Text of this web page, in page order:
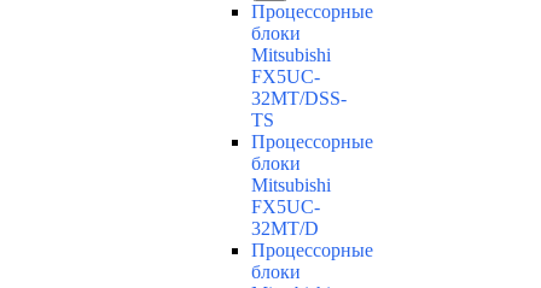
Процессорные
блоки
Mitsubishi
FX5UC-
32MT/DSS-
TS
Процессорные
блоки
Mitsubishi
FX5UC-
32MT/D
Процессорные
блоки